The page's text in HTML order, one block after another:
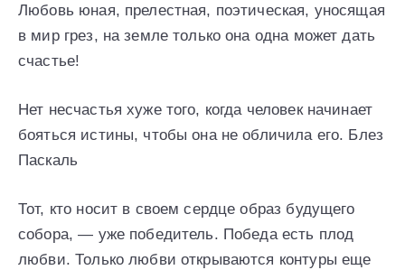
Любовь юная, прелестная, поэтическая, уносящая
в мир грез, на земле только она одна может дать
счастье!
Нет несчастья хуже того, когда человек начинает
бояться истины, чтобы она не обличила его. Блез
Паскаль
Тот, кто носит в своем сердце образ будущего
собора, — уже победитель. Победа есть плод
любви. Только любви открываются контуры еще